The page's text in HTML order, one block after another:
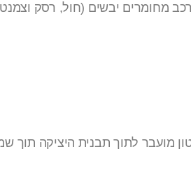
מחומרים יבשים (חול, רסק
מועבר לתוך תבנית היציקה